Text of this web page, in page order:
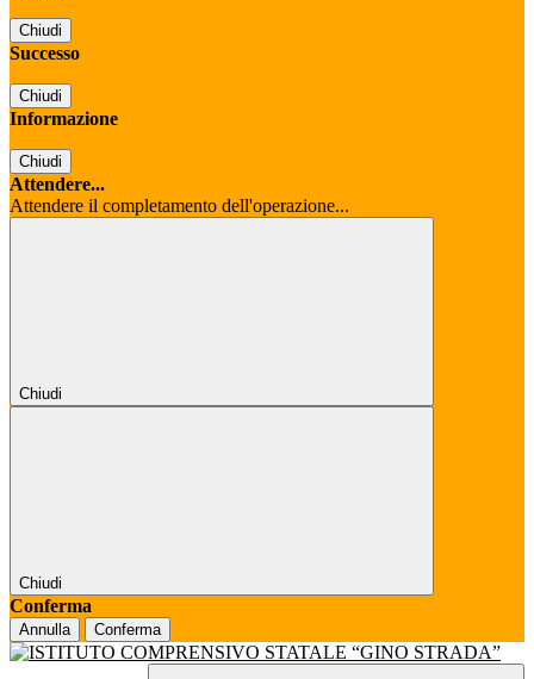
Chiudi
Successo
Chiudi
Informazione
Chiudi
Attendere...
Attendere il completamento dell'operazione...
Chiudi
Chiudi
Conferma
Annulla Conferma